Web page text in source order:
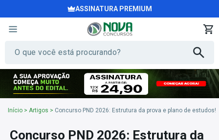
ASSINATURA PREMIUM
Início > Artigos > Concurso PND 2026: Estrutura da prova e plano de estudos!
Concurso PND 2026: Estrutura da